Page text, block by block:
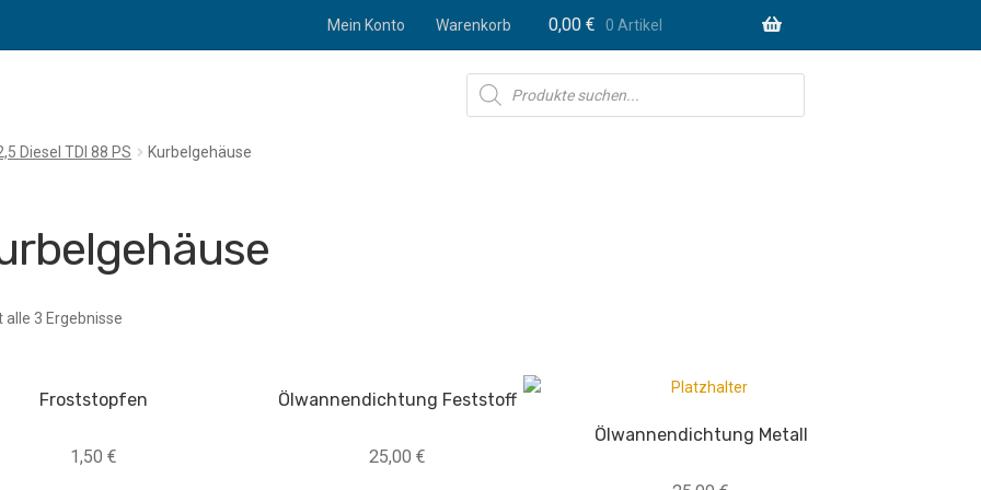
Mein Konto Warenkorb 0,00€ 0 Artikel
Products
search
Diesel TDI 88 PS Kurbelgehäuse
alle 3 Ergebnisse
Froststopfen
1,50 €
Ölwannendichtung Feststoff
25,00 €
Ölwannendichtung Metall